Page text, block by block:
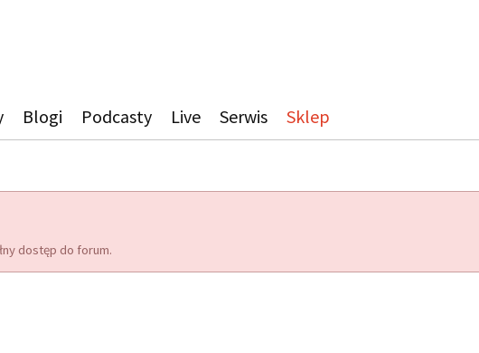
Blogi Podcasty Live Serwis Sklep
dostęp do forum.